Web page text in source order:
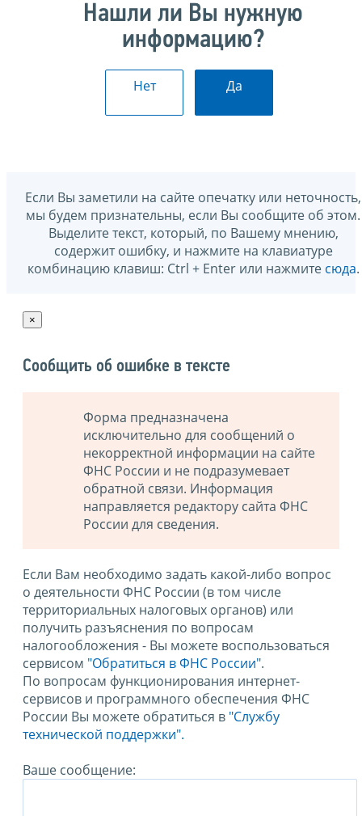
Нашли ли Вы нужную
информацию?
Нет Да
Если Вы заметили на сайте опечатку или неточность,
мы будем признательны, если Вы сообщите об этом.
Выделите текст, который, по Вашему мнению,
содержит ошибку, и нажмите на клавиатуре
комбинацию клавиш: Ctrl + Enter или нажмите сюда.
×
Сообщить об ошибке в тексте
Форма предназначена
исключительно для сообщений о
некорректной информации на сайте
ФНС России и не подразумевает
обратной связи. Информация
направляется редактору сайта ФНС
России для сведения.
Если Вам необходимо задать какой-либо вопрос
о деятельности ФНС России (в том числе
территориальных налоговых органов) или
получить разъяснения по вопросам
налогообложения - Вы можете воспользоваться
сервисом "Обратиться в ФНС России".
По вопросам функционирования интернет-
сервисов и программного обеспечения ФНС
России Вы можете обратиться в "Службу
технической поддержки".
Ваше сообщение: